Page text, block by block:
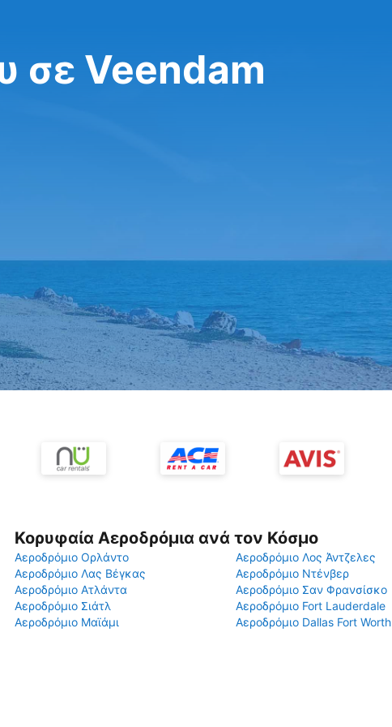
σε Veendam
Κορυφαία Αεροδρόμια ανά τον Κόσμο
Αεροδρόμιο Ορλάντο
Αεροδρόμιο Λος Άντζελες
Αεροδρόμιο Λας Βέγκας
Αεροδρόμιο Ντένβερ
Αεροδρόμιο Ατλάντα
Αεροδρόμιο Σαν Φρανσίσκο
Αεροδρόμιο Σιάτλ
Αεροδρόμιο Fort Lauderdale
Αεροδρόμιο Μαϊάμι
Αεροδρόμιο Dallas Fort Worth